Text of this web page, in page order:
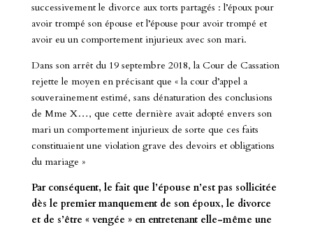
successivement le divorce aux torts partagés : l’époux pour
avoir trompé son épouse et l’épouse pour avoir trompé et
avoir eu un comportement injurieux avec son mari.
Dans son arrêt du 19 septembre 2018, la Cour de Cassation
rejette le moyen en précisant que « la cour d’appel a
souverainement estimé, sans dénaturation des conclusions
de Mme X…, que cette dernière avait adopté envers son
mari un comportement injurieux de sorte que ces faits
constituaient une violation grave des devoirs et obligations
du mariage »
Par conséquent, le fait que l’épouse n’est pas sollicitée
dès le premier manquement de son époux, le divorce
et de s’être « vengée » en entretenant elle-même une